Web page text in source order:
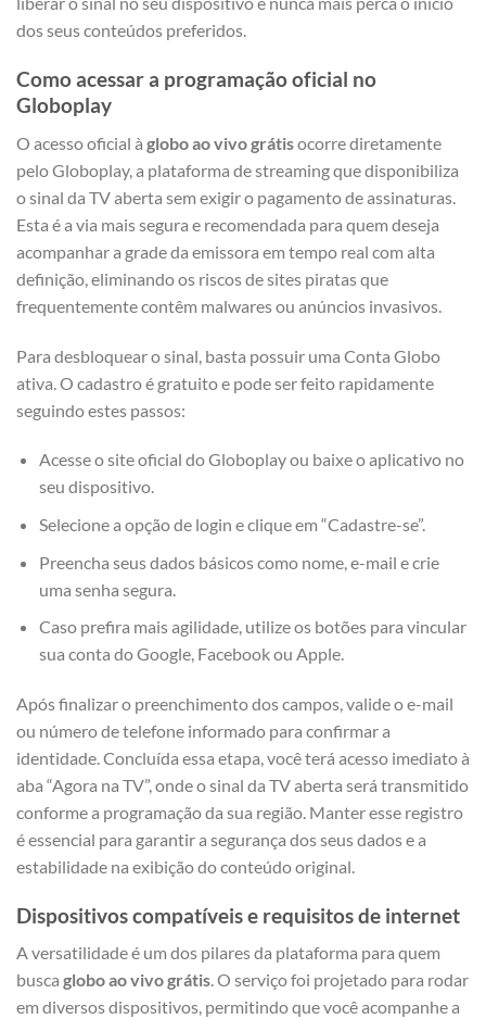
dos seus conteúdos preferidos.
Como acessar a programação oficial no
Globoplay
O acesso oficial à globo ao vivo grátisocorre diretamente
pelo Globoplay, a plataforma de streaming que disponibiliza
o sinal da TV aberta sem exigir o pagamento de assinaturas.
Esta é a via mais segura e recomendada para quem deseja
acompanhar a grade da emissora em tempo real com alta
definição, eliminando os riscos de sites piratas que
frequentemente contêm malwares ou anúncios invasivos.
Para desbloquear o sinal, basta possuir uma Conta Globo
ativa. O cadastro é gratuito e pode ser feito rapidamente
seguindo estes passos:
Acesse o site oficial do Globoplay ou baixe o aplicativo no
seu dispositivo.
Selecione a opção de login e clique em “Cadastre-se”.
Preencha seus dados básicos como nome, e-mail e crie
uma senha segura.
Caso prefira mais agilidade, utilize os botões para vincular
sua conta do Google, Facebook ou Apple.
Após finalizar o preenchimento dos campos, valide o e-mail
ou número de telefone informado para confirmar a
identidade. Concluída essa etapa, você terá acesso imediato à
aba “Agora na TV”, onde o sinal da TV aberta será transmitido
conforme a programação da sua região. Manter esse registro
é essencial para garantir a segurança dos seus dados e a
estabilidade na exibição do conteúdo original.
Dispositivos compatíveis e requisitos de internet
A versatilidade é um dos pilares da plataforma para quem
busca globo ao vivo grátis. O serviço foi projetado para rodar
em diversos dispositivos, permitindo que você acompanhe a